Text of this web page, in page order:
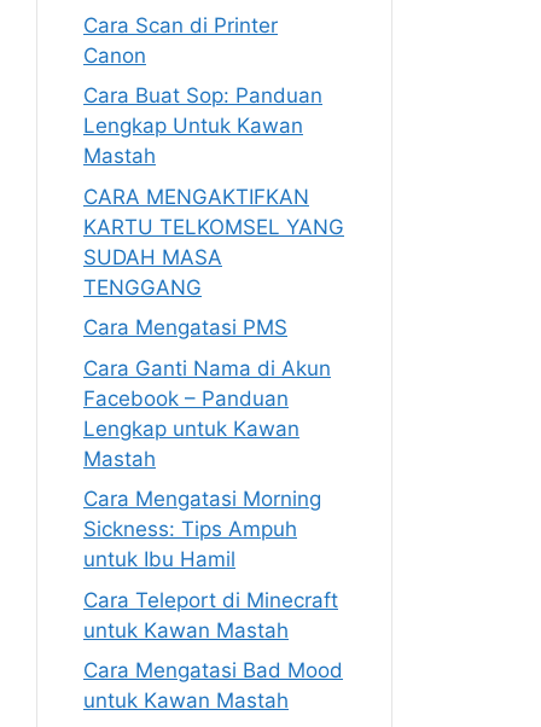
Cara Scan di Printer
Canon
Cara Buat Sop: Panduan
Lengkap Untuk Kawan
Mastah
CARA MENGAKTIFKAN
KARTU TELKOMSEL YANG
SUDAH MASA
TENGGANG
Cara Mengatasi PMS
Cara Ganti Nama di Akun
Facebook – Panduan
Lengkap untuk Kawan
Mastah
Cara Mengatasi Morning
Sickness: Tips Ampuh
untuk Ibu Hamil
Cara Teleport di Minecraft
untuk Kawan Mastah
Cara Mengatasi Bad Mood
untuk Kawan Mastah